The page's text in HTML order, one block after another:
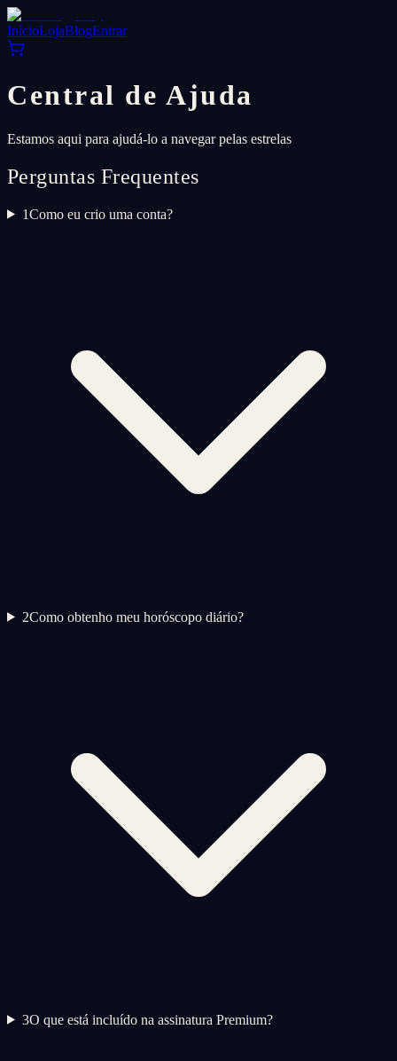
InícioLojaBlogEntrar
Central de Ajuda
Estamos aqui para ajudá-lo a navegar pelas estrelas
Perguntas Frequentes
1Como eu crio uma conta?
2Como obtenho meu horóscopo diário?
3O que está incluído na assinatura Premium?